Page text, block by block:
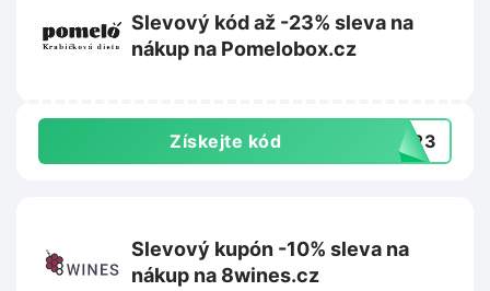
Slevový kód až -23% sleva na
nákup na Pomelobox.cz
Získejte kód NY23
Slevový kupón -10% sleva na
nákup na 8wines.cz